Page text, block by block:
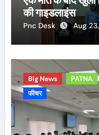
की गाइडलाइंस
Pnc Desk Aug
Big News PATNA
फीचर